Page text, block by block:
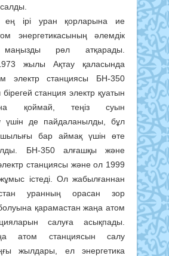
ең ірі уран қорларына ие
энергетикасының әлемдік
маңызды рөл атқарады.
жылы Ақтау қаласында
электр станциясы БН-350
станция электр қуатын
қоймай, теңіз суын
үшін де пайдаланылды, бұл
бар аймақ үшін өте
БН-350 алғашқы және
станциясы және ол 1999
істеді. Ол жабылғаннан
уранның орасан зор
қарамастан жаңа атом
салуға асықпады.
атом станциясын салу
жылдары, ел энергетика